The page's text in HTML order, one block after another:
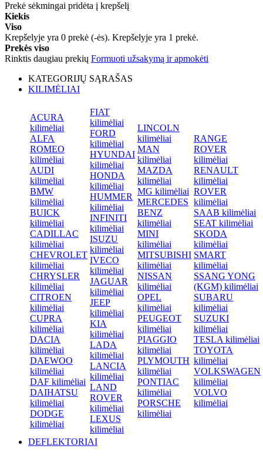
Prekė sėkmingai pridėta į krepšelį
Kiekis
Viso
Krepšelyje yra 0 prekė (-ės). Krepšelyje yra 1 prekė.
Prekės viso
Rinktis daugiau prekių Formuoti užsakymą ir apmokėti
KATEGORIJŲ SĄRAŠAS
KILIMĖLIAI
ACURA
kilimėliai
ALFA
ROMEO
kilimėliai
AUDI
kilimėliai
BMW
kilimėliai
BUICK
kilimėliai
CADILLAC
kilimėliai
CHEVROLET
kilimėliai
CHRYSLER
kilimėliai
CITROEN
kilimėliai
CUPRA
kilimėliai
DACIA
kilimėliai
DAEWOO
kilimėliai
DAF kilimėliai
DAIHATSU
kilimėliai
DODGE
kilimėliai
FIAT
kilimėliai
FORD
kilimėliai
HYUNDAI
kilimėliai
HONDA
kilimėliai
HUMMER
kilimėliai
INFINITI
kilimėliai
ISUZU
kilimėliai
IVECO
kilimėliai
JAGUAR
kilimėliai
JEEP
kilimėliai
KIA
kilimėliai
LADA
kilimėliai
LANCIA
kilimėliai
LAND
ROVER
kilimėliai
LEXUS
kilimėliai
LINCOLN
kilimėliai
MAN
kilimėliai
MAZDA
kilimėliai
MG kilimėliai
MERCEDES
BENZ
kilimėliai
MINI
kilimėliai
MITSUBISHI
kilimėliai
NISSAN
kilimėliai
OPEL
kilimėliai
PEUGEOT
kilimėliai
PIAGGIO
kilimėliai
PLYMOUTH
kilimėliai
PONTIAC
kilimėliai
PORSCHE
kilimėliai
RANGE
ROVER
kilimėliai
RENAULT
kilimėliai
ROVER
kilimėliai
SAAB kilimėliai
SEAT kilimėliai
SKODA
kilimėliai
SMART
kilimėliai
SSANG YONG
(KGM) kilimėliai
SUBARU
kilimėliai
SUZUKI
kilimėliai
TESLA kilimėliai
TOYOTA
kilimėliai
VOLKSWAGEN
kilimėliai
VOLVO
kilimėliai
DEFLEKTORIAI